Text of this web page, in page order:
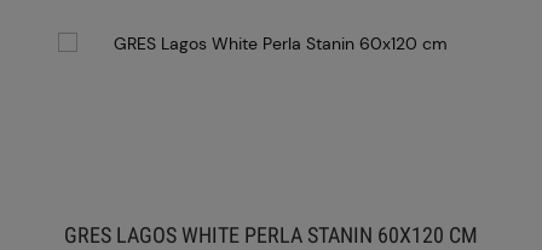
GRES LAGOS WHITE PERLA STANIN 60X120 CM